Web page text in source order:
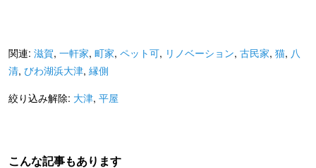
関連: 滋賀, 一軒家, 町家, ペット可, リノベーション, 古民家, 猫, 八
清, びわ湖浜大津, 縁側
絞り込み解除: 大津, 平屋
こんな記事もあります